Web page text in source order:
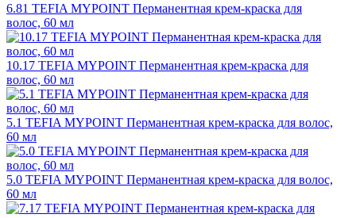
6.81 TEFIA MYPOINT Перманентная крем-краска для
волос, 60 мл
10.17 TEFIA MYPOINT Перманентная крем-краска для
волос, 60 мл
5.1 TEFIA MYPOINT Перманентная крем-краска для волос,
60 мл
5.0 TEFIA MYPOINT Перманентная крем-краска для волос,
60 мл